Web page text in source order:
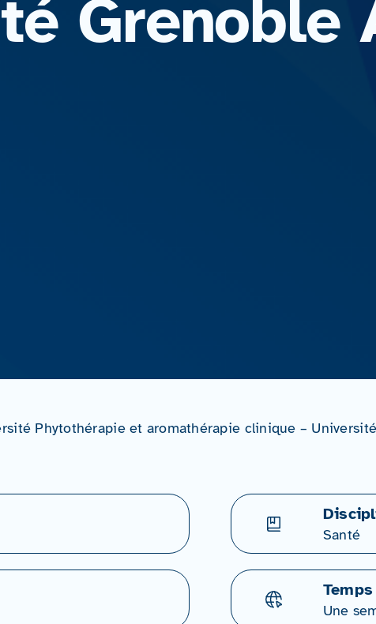
Grenoble
Phytothérapie et aromathérapie clinique –
Santé
Une